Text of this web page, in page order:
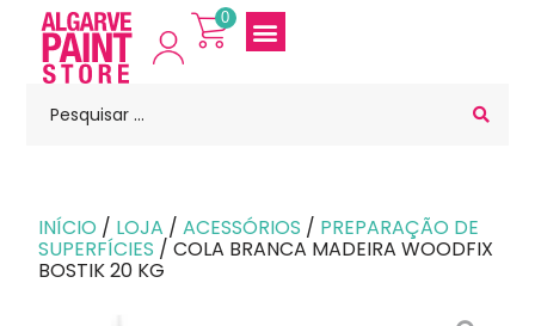
0
INÍCIO / LOJA /ACESSÓRIOS / PREPARAÇÃO DE
SUPERFÍCIES / COLA BRANCA MADEIRA WOODFIX
BOSTIK 20 KG